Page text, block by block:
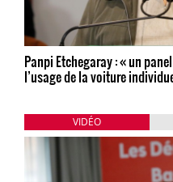
Panpi Etchegaray : « un
l’usage de la voiture
VIDÉO